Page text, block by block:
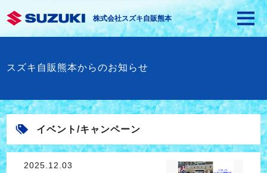
株式会社スズキ自販熊本
スズキ自販熊本からのお知らせ
イベント/キャンペーン
2025.12.03